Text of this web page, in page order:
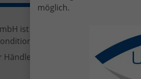
ist eines der beliebtesten
bei Kauf oder
und können Sie deshalb
möglich.